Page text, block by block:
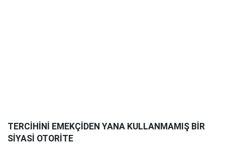
TERCİHİNİ EMEKÇİDEN YANA KULLANMAMIŞ BİR
SİYASİ OTORİTE